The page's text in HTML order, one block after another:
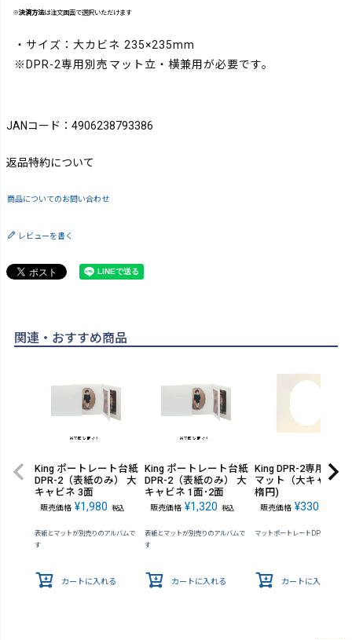
※決済方法は注文画面で選択いただけます
・サイズ：大カビネ 235×235mm
※DPR-2専用別売マット立・横兼用が必要です。
JANコード：4906238793386
返品特約について
商品についてのお問い合わせ
レビューを書く
関連・おすすめ商品
King ポートレート台紙
DPR-2（表紙のみ） 大
キャビネ 3面
販売価格 ¥1,980 税込
表紙とマットが別売りのアルバムで
す
カートに入れる
King ポートレート台紙
DPR-2（表紙のみ） 大
キャビネ 1面･2面
販売価格 ¥1,320 税込
表紙とマットが別売りのアルバムで
す
カートに入れる
King DPR-2専用別売
マット（大キャビネ
楕円)
販売価格 ¥330
マットポートレートDPR-2専用
カートに入れる